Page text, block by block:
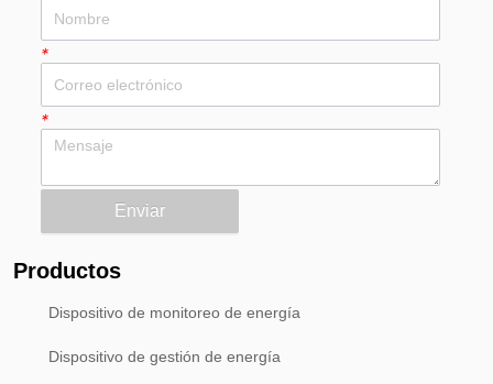
*
*
Enviar
Productos
Dispositivo de monitoreo de energía
Dispositivo de gestión de energía